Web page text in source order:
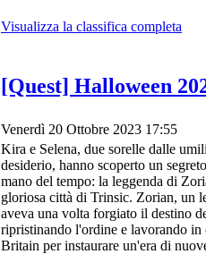
Visualizza la classifica completa
[Quest] Halloween
Venerdì 20 Ottobre 2023 17:55
Kira e Selena, due sorelle dalle
desiderio, hanno scoperto un
mano del tempo: la leggenda di
gloriosa città di Trinsic. Zorian, un
aveva una volta forgiato il destino
ripristinando l'ordine e lavorando
Britain per instaurare un'era di